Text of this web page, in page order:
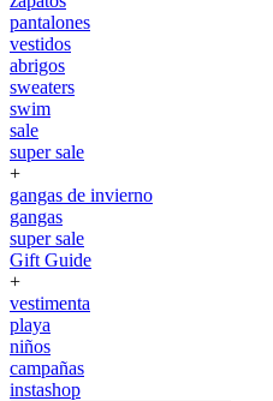
pantalones
vestidos
abrigos
sweaters
swim
sale
super sale
+
gangas de invierno
gangas
super sale
Gift Guide
+
vestimenta
playa
niños
campañas
instashop